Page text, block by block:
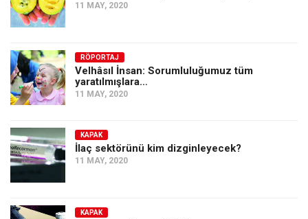
11 MAY, 2020
RÖPORTAJ
Velhâsıl İnsan: Sorumluluğumuz tüm
yaratılmışlara…
11 MAY, 2020
KAPAK
İlaç sektörünü kim dizginleyecek?
11 MAY, 2020
KAPAK